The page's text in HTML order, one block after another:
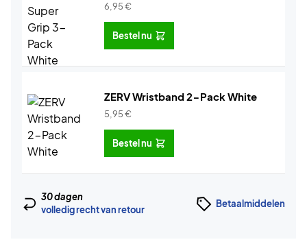
6,95€
Bestel nu
ZERV Wristband 2-Pack White
5,95€
Bestel nu
30 dagen
volledig recht van retour
Betaalmiddelen